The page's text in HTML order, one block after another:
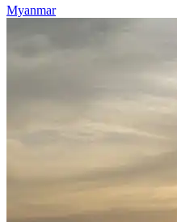
Myanmar